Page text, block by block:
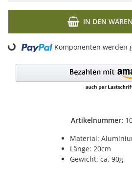
Artikelnummer:
Material:
Länge: 20cm
Gewicht: ca. 90g
IN DEN
Loading... Komponenten werden